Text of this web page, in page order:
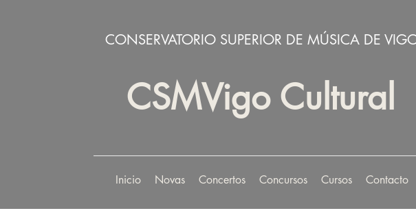
CONSERVATORIO SUPERIOR DE MÚSICA DE
CSMVigo Cultural
Inicio Novas Concertos Concursos Cursos Contacto